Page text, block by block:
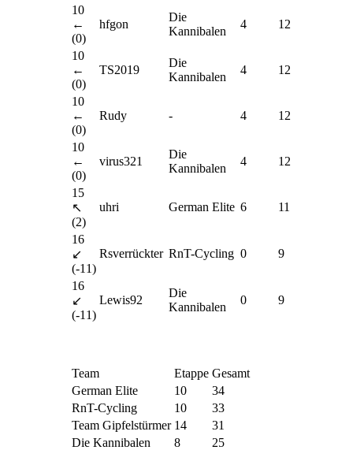
10
←
(0)
hfgon
Die
Kannibalen
4 12
10
←
(0)
TS2019
Die
Kannibalen
4 12
10
←
(0)
Rudy - 4 12
10
←
(0)
virus321
Die
Kannibalen
4 12
15
↖
(2)
uhri German Elite 6 11
16
↙
(-11)
Rsverrückter RnT-Cycling 0 9
16
↙
(-11)
Lewis92
Die
Kannibalen
0 9
Team Etappe Gesamt
German Elite
10
34
RnT-Cycling
10
33
Team Gipfelstürmer 14
31
Die Kannibalen
8 25